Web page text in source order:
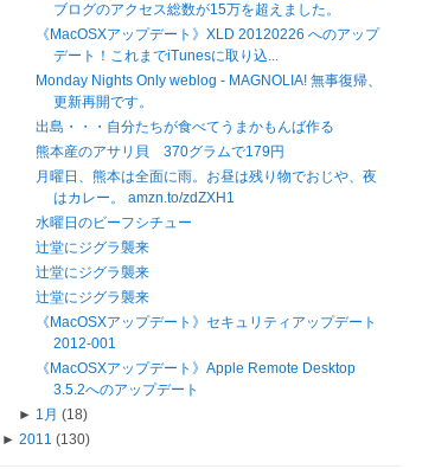
ブログのアクセス総数が15万を超えました。
《MacOSXアップデート》XLD 20120226 へのアップ
デート！これまでiTunesに取り込...
Monday Nights Only weblog - MAGNOLIA! 無事復帰、
更新再開です。
出島・・・自分たちが食べてうまかもんば作る
熊本産のアサリ貝 370グラムで179円
月曜日、熊本は全面に雨。お昼は残り物でおじや、夜
はカレー。 amzn.to/zdZXH1
水曜日のビーフシチュー
辻堂にジグラ襲来
辻堂にジグラ襲来
辻堂にジグラ襲来
《MacOSXアップデート》セキュリティアップデート
2012-001
《MacOSXアップデート》Apple Remote Desktop
3.5.2へのアップデート
► 1月 (18)
► 2011 (130)